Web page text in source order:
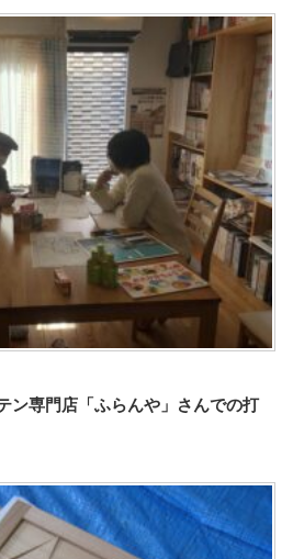
ン専門店「ふらんや」さんでの打